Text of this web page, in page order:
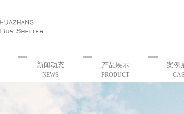
新闻动态
NEWS
产品展示
PRODUCT
案例